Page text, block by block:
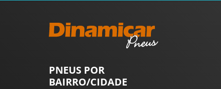
PNEUS POR
BAIRRO/CIDADE